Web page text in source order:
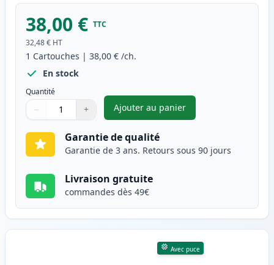
38,00 € TTC
32,48 € HT
1 Cartouches | 38,00 € /ch.
En stock
Quantité
Quantité
Utilisez les boutons pour ajuster
− +
Quantité
Ajouter au panier
,Brother DR-243CL tambour
Garantie de qualité
Garantie de 3 ans. Retours sous 90 jours
Livraison gratuite
commandes dès 49€
Avec puce